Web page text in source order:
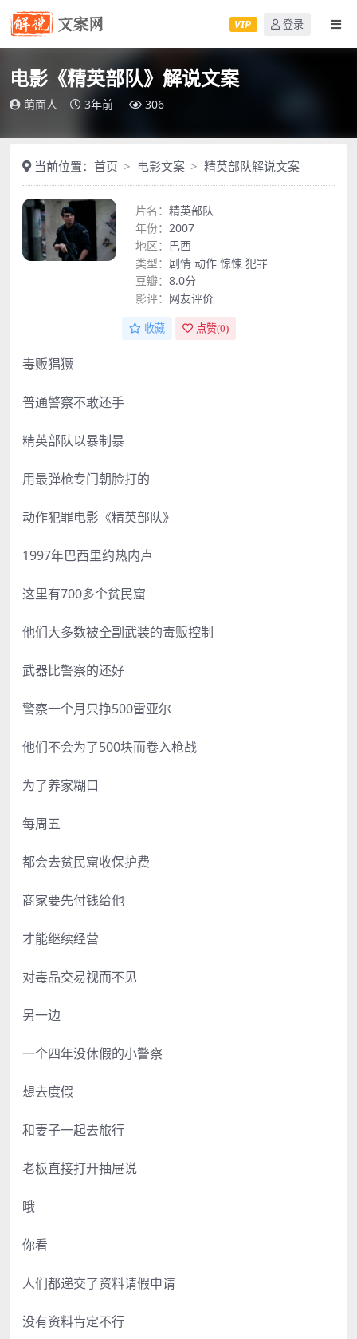
VIP 登录
电影《精英部队》解说文案
萌面人 3年前 306
当前位置： 首页 电影文案 精英部队解说文案
片名： 精英部队
年份： 2007
地区： 巴西
类型： 剧情 动作 惊悚 犯罪
豆瓣： 8.0分
影评： 网友评价
收藏 点赞(0)
毒贩猖獗
普通警察不敢还手
精英部队以暴制暴
用最弹枪专门朝脸打的
动作犯罪电影《精英部队》
1997年巴西里约热内卢
这里有700多个贫民窟
他们大多数被全副武装的毒贩控制
武器比警察的还好
警察一个月只挣500雷亚尔
他们不会为了500块而卷入枪战
为了养家糊口
每周五
都会去贫民窟收保护费
商家要先付钱给他
才能继续经营
对毒品交易视而不见
另一边
一个四年没休假的小警察
想去度假
和妻子一起去旅行
老板直接打开抽屉说
哦
你看
人们都递交了资料请假申请
没有资料肯定不行